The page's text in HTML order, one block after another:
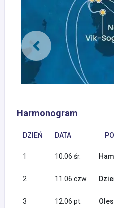
Harmonogram
DZIEŃ DATA
1 10.06 śr.
2 11.06 czw.
3 12.06 pt.